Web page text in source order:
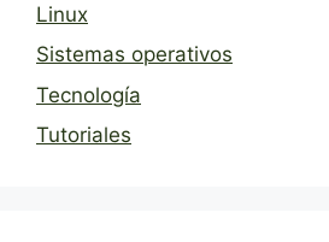
Linux
Sistemas operativos
Tecnología
Tutoriales